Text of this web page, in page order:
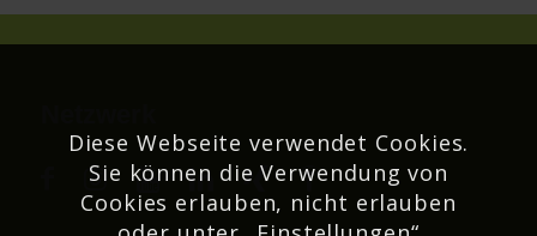
Diese Webseite verwendet Cookies.
Sie können die Verwendung von
Cookies erlauben, nicht erlauben